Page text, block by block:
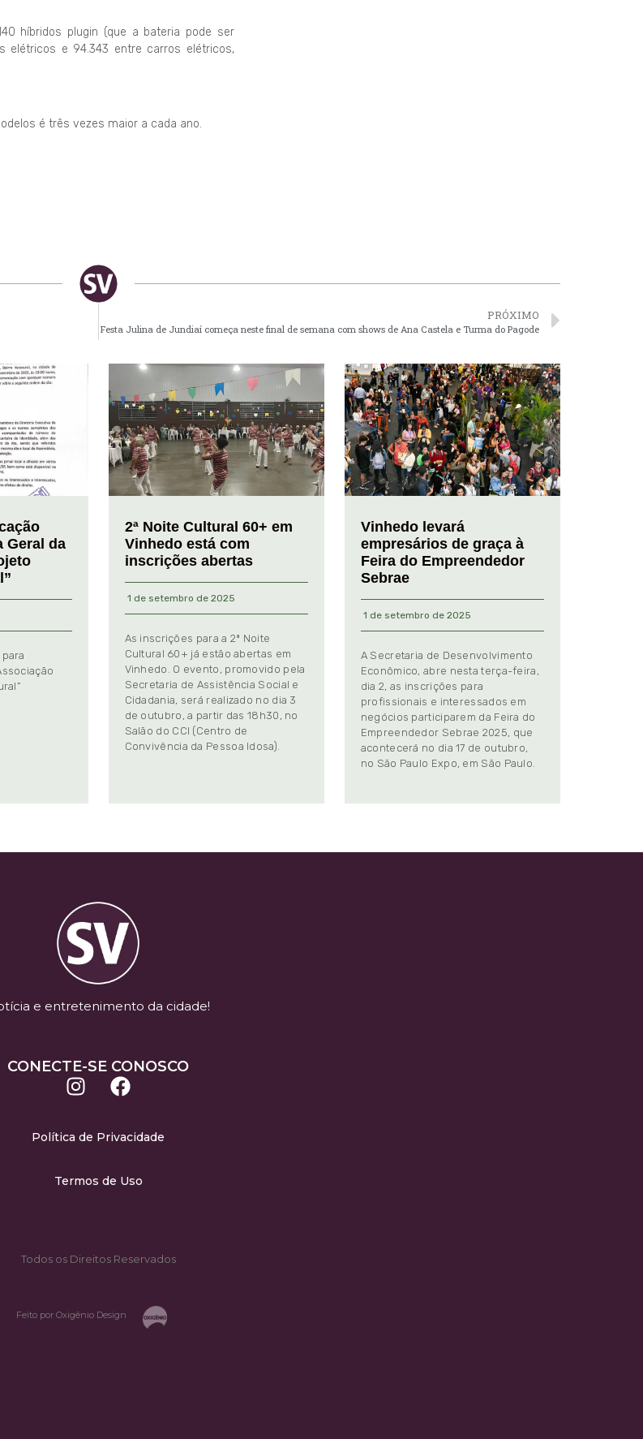
híbridos plugin (que a bateria pode ser
elétricos e 94.343 entre carros elétricos,
é três vezes maior a cada ano.
PRÓXIMO
Festa Julina de Jundiaí começa neste final de semana com shows de Ana Castela e Turma do Pagode
Geral da
2ª Noite Cultural 60+ em
Vinhedo está com
inscrições abertas
1 de setembro de 2025
As inscrições para a 2ª Noite
Cultural 60+ já estão abertas em
Vinhedo. O evento, promovido pela
Secretaria de Assistência Social e
Cidadania, será realizado no dia 3
de outubro, a partir das 18h30, no
Salão do CCI (Centro de
Convivência da Pessoa Idosa).
Vinhedo levará
empresários de graça à
Feira do Empreendedor
Sebrae
1 de setembro de 2025
A Secretaria de Desenvolvimento
Econômico, abre nesta terça-feira,
dia 2, as inscrições para
profissionais e interessados em
negócios participarem da Feira do
Empreendedor Sebrae 2025, que
acontecerá no dia 17 de outubro,
no São Paulo Expo, em São Paulo.
e entretenimento da cidade!
CONECTE-SE CONOSCO
Política de Privacidade
Termos de Uso
Todos os Direitos Reservados
Feito por Oxigênio Design